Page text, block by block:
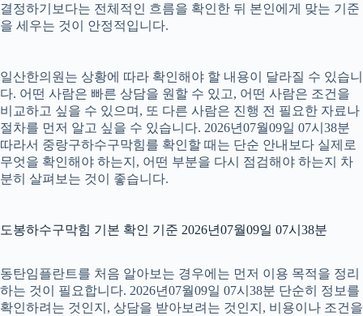
결정하기보다는 전체적인 흐름을 확인한 뒤 본인에게 맞는 기준
을 세우는 것이 안정적입니다.
일산한의원는 상황에 따라 확인해야 할 내용이 달라질 수 있습니
다. 어떤 사람은 빠른 상담을 원할 수 있고, 어떤 사람은 조건을
비교하고 싶을 수 있으며, 또 다른 사람은 진행 전 필요한 자료나
절차를 먼저 알고 싶을 수 있습니다. 2026년07월09일 07시38분
따라서 중랑구하수구막힘를 확인할 때는 단순 안내보다 실제로
무엇을 확인해야 하는지, 어떤 부분을 다시 점검해야 하는지 차
분히 살펴보는 것이 좋습니다.
도봉하수구막힘 기본 확인 기준 2026년07월09일 07시38분
동탄임플란트를 처음 알아보는 경우에는 먼저 이용 목적을 정리
하는 것이 필요합니다. 2026년07월09일 07시38분 단순히 정보를
확인하려는 것인지, 상담을 받아보려는 것인지, 비용이나 조건을